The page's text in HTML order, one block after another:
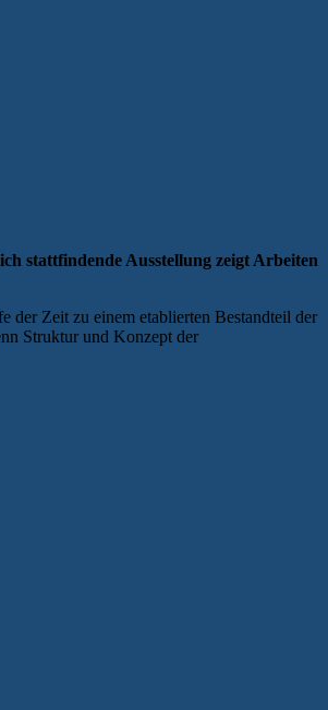
stattfindende Ausstellung zeigt Arbeiten
der Zeit zu einem etablierten Bestandteil der
Struktur und Konzept der